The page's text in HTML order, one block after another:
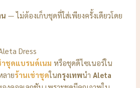
— ไม่ต้องเก็บชุดที่ใส่เพียงครั้งเดียวโดย
Dress
าชุดแบรนด์เนม หรือชุดดีไซเนอร์ใน
ายร้านเช่าชุดในกรุงเทพนำAleta